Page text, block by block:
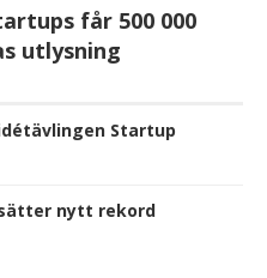
får 500 000
utlysning
Startup
nytt rekord